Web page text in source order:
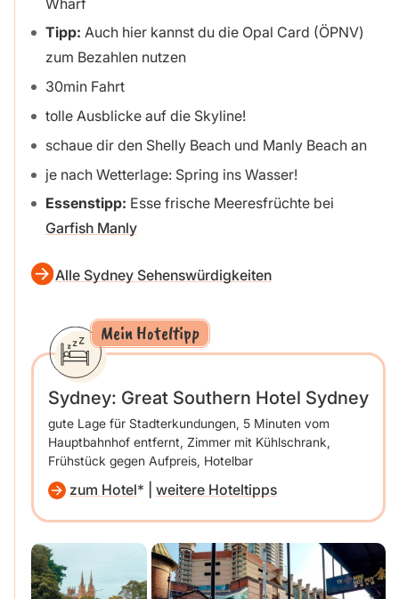
Tipp: Auch hier kannst du die Opal Card (ÖPNV)
zum Bezahlen nutzen
30min Fahrt
tolle Ausblicke auf die Skyline!
schaue dir den Shelly Beach und Manly Beach an
je nach Wetterlage: Spring ins Wasser!
Essenstipp: Esse frische Meeresfrüchte bei
Garfish Manly
Alle Sydney Sehenswürdigkeiten
Mein Hoteltipp
Sydney: Great Southern Hotel Sydney
gute Lage für Stadterkundungen, 5 Minuten vom
Hauptbahnhof entfernt, Zimmer mit Kühlschrank,
Frühstück gegen Aufpreis, Hotelbar
zum Hotel weitere Hoteltipps